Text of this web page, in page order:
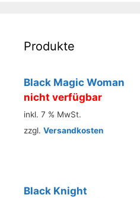
Produkte
Black Magic Woman
nicht verfügbar
inkl. 7 % MwSt.
zzgl. Versandkosten
Black Knight